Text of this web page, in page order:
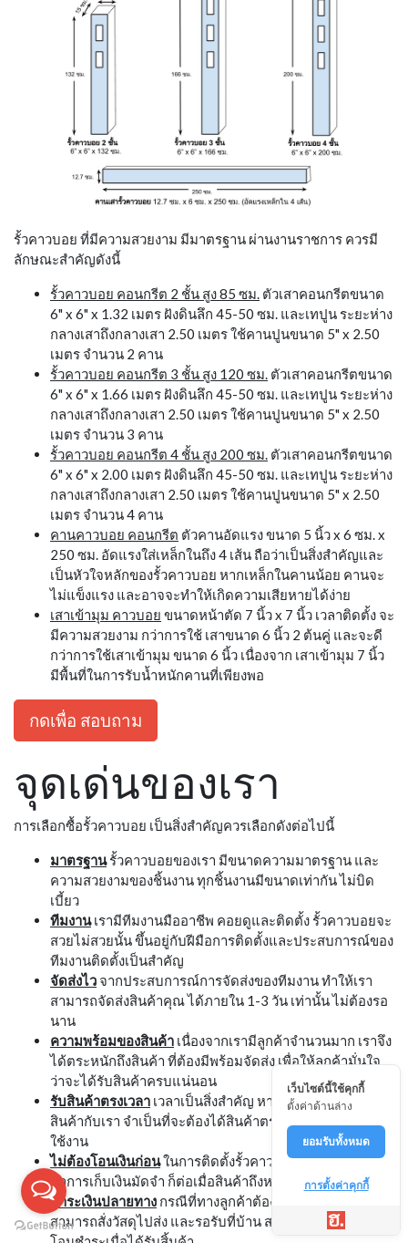
รั้วคาวบอย ที่มีความสวยงาม มีมาตรฐาน ผ่านงานราชการ ควรมี
ลักษณะสำคัญดังนี้
รั้วคาวบอย คอนกรีต 2 ชั้น สูง 85 ซม. ตัวเสาคอนกรีตขนาด
6" x 6" x 1.32 เมตร ฝังดินลึก 45-50 ซม. และเทปูน ระยะห่าง
กลางเสาถึงกลางเสา 2.50 เมตร ใช้คานปูนขนาด 5" x 2.50
เมตร จำนวน 2 คาน
รั้วคาวบอย คอนกรีต 3 ชั้น สูง 120 ซม. ตัวเสาคอนกรีตขนาด
6" x 6" x 1.66 เมตร ฝังดินลึก 45-50 ซม. และเทปูน ระยะห่าง
กลางเสาถึงกลางเสา 2.50 เมตร ใช้คานปูนขนาด 5" x 2.50
เมตร จำนวน 3 คาน
รั้วคาวบอย คอนกรีต 4 ชั้น สูง 200 ซม. ตัวเสาคอนกรีตขนาด
6" x 6" x 2.00 เมตร ฝังดินลึก 45-50 ซม. และเทปูน ระยะห่าง
กลางเสาถึงกลางเสา 2.50 เมตร ใช้คานปูนขนาด 5" x 2.50
เมตร จำนวน 4 คาน
คานคาวบอย คอนกรีต ตัวคานอัดแรง ขนาด 5 นิ้ว x 6 ซม. x
250 ซม. อัดแรงใส่เหล็กในถึง 4 เส้น ถือว่าเป็นสิ่งสำคัญและ
เป็นหัวใจหลักของรั้วคาวบอย หากเหล็กในคานน้อย คานจะ
ไม่แข็งแรง และอาจจะทำให้เกิดความเสียหายได้ง่าย
เสาเข้ามุม คาวบอย ขนาดหน้าตัด 7 นิ้ว x 7 นิ้ว เวลาติดตั้ง จะ
มีความสวยงาม กว่าการใช้ เสาขนาด 6 นิ้ว 2 ต้นคู่ และจะดี
กว่าการใช้เสาเข้ามุม ขนาด 6 นิ้ว เนื่องจาก เสาเข้ามุม 7 นิ้ว
มีพื้นที่ในการรับน้ำหนักคานที่เพียงพอ
กดเพื่อ สอบถาม
จุดเด่นของเรา
การเลือกซื้อรั้วคาวบอย เป็นสิ่งสำคัญควรเลือกดังต่อไปนี้
มาตรฐานรั้วคาวบอยของเรา มีขนาดความมาตรฐาน และ
ความสวยงามของชิ้นงาน ทุกชิ้นงานมีขนาดเท่ากัน ไม่บิด
เบี้ยว
ทีมงานเรามีทีมงานมืออาชีพ คอยดูและติดตั้ง รั้วคาวบอยจะ
สวยไม่สวยนั้น ขึ้นอยู่กับฝีมือการติดตั้งและประสบการณ์ของ
ทีมงานติดตั้งเป็นสำคัญ
จัดส่งไว จากประสบการณ์การจัดส่งของทีมงาน ทำให้เรา
สามารถจัดส่งสินค้าคุณ ได้ภายใน 1-3 วัน เท่านั้น ไม่ต้องรอ
นาน
ความพร้อมของสินค้า เนื่องจากเรามีลูกค้าจำนวนมาก เราจึง
ได้ตระหนักถึงสินค้า ที่ต้องมีพร้อมจัดส่ง เพื่อให้ลูกค้ามั่นใจ
ว่าจะได้รับสินค้าครบแน่นอน
รับสินค้าตรงเวลา เวลาเป็นสิ่งสำคัญ หากลูกค้า ทำการสั่ง
สินค้ากับเรา จำเป็นที่จะต้องได้สินค้าตรงตามเวลา เพื่อให้ทัน
ใช้งาน
ไม่ต้องโอนเงินก่อนในการติดตั้งรั้วคาวบอยนั้น ทางเราจะ
ทำการเก็บเงินมัดจำ ก็ต่อเมื่อสินค้าถึงหน้างานแล้วเท่านั้น
ชำระเงินปลายทาง กรณีที่ทางลูกค้าต้องการติดตั้งเอง
สามารถสั่งวัสดุไปส่ง และรอรับที่บ้าน สามารถจ่ายเงินหรือ
เว็บไซต์นี้ใช้คุกกี้
ตั้งค่าด้านล่าง
ยอมรับทั้งหมด
การตั้งค่าคุกกี้